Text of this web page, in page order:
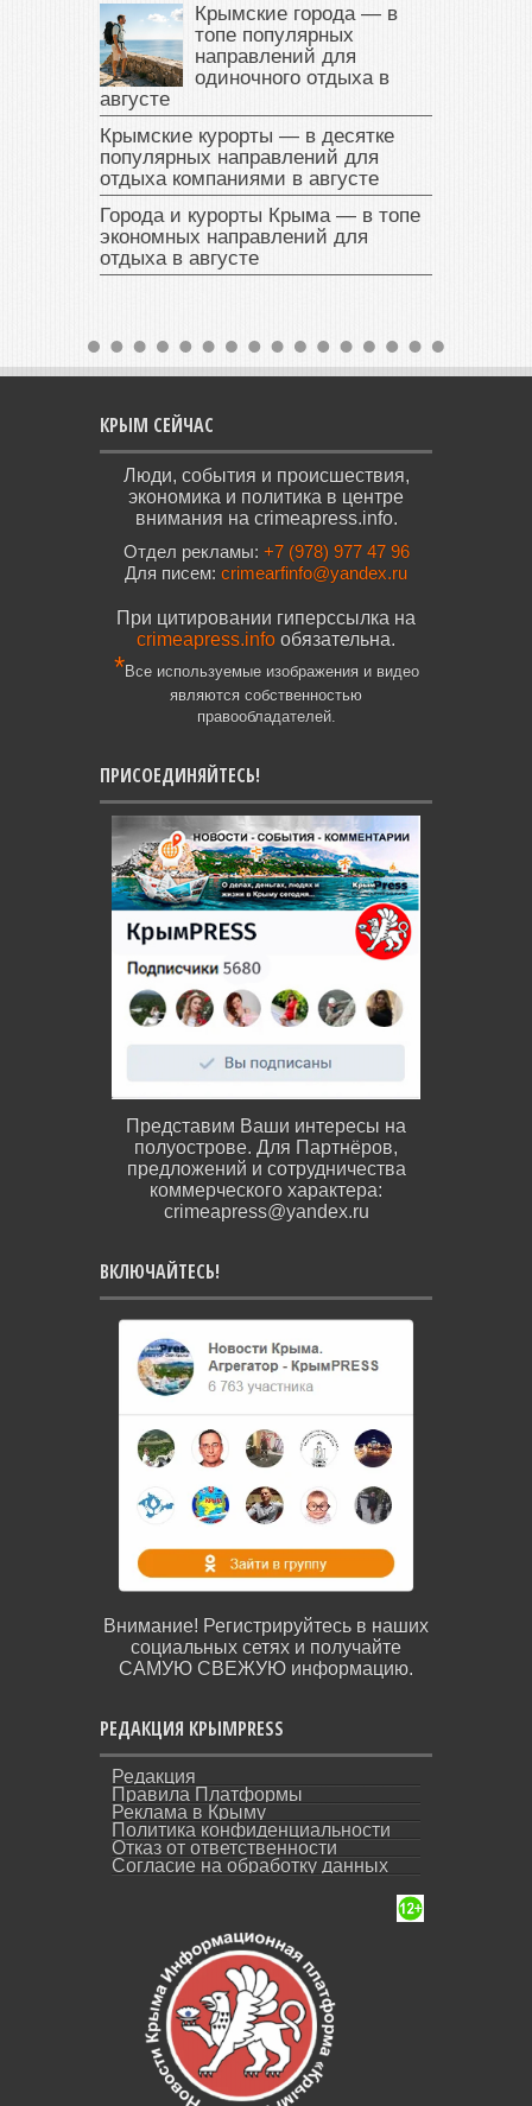
Крымские города — в
топе популярных
направлений для
одиночного отдыха в
августе
Крымские курорты — в десятке
популярных направлений для
отдыха компаниями в августе
Города и курорты Крыма — в топе
экономных направлений для
отдыха в августе
КРЫМ СЕЙЧАС
Люди, события и происшествия,
экономика и политика в центре
внимания на crimeapress.info.
Отдел рекламы: +7 (978) 977 47 96
Для писем: crimearfinfo@yandex.ru
При цитировании гиперссылка на
crimeapress.info обязательна.
*Все используемые изображения и видео
являются собственностью
правообладателей.
ПРИСОЕДИНЯЙТЕСЬ!
Представим Ваши интересы на
полуострове. Для Партнёров,
предложений и сотрудничества
коммерческого характера:
crimeapress@yandex.ru
ВКЛЮЧАЙТЕСЬ!
Внимание! Регистрируйтесь в наших
социальных сетях и получайте
САМУЮ СВЕЖУЮ информацию.
РЕДАКЦИЯ КРЫМPRESS
Редакция
Правила Платформы
Реклама в Крыму
Политика конфиденциальности
Отказ от ответственности
Согласие на обработку данных